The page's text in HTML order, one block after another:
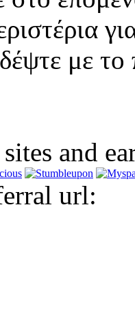
με το
and
url: